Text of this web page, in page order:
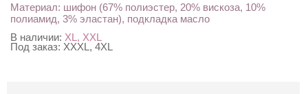
Материал: шифон (67% полиэстер, 20% вискоза, 10%
полиамид, 3% эластан), подкладка масло
В наличии: XL, XXL
Под заказ: XXXL, 4XL